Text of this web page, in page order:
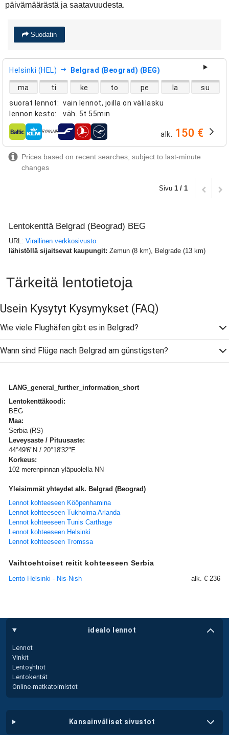
päivämäärästä ja saatavuudesta.
Suodatin
Helsinki (HEL) Belgrad (Beograd) (BEG)
suorat lennot: vain lennot, joilla on välilasku
lennon kesto: väh. 5t 55min
suorien lentojen saatavuus
ma ti ke to pe la su
lentoyhtiöt alk. 150 €
Prices based on recent searches, subject to last-minute
changes
Sivu 1 / 1
Lentokenttä Belgrad (Beograd) BEG
URL: Virallinen verkkosivusto
lähistöllä sijaitsevat kaupungit: Zemun (8 km), Belgrade (13 km)
Tärkeitä lentotietoja
Usein Kysytyt Kysymykset (FAQ)
Wie viele Flughäfen gibt es in Belgrad?
Wann sind Flüge nach Belgrad am günstigsten?
LANG_general_further_information_short
Lentokenttäkoodi:
BEG
Maa:
Serbia (RS)
Leveysaste / Pituusaste:
44°49'6"N / 20°18'32"E
Korkeus:
102 merenpinnan yläpuolella NN
Yleisimmät yhteydet alk. Belgrad (Beograd)
Lennot kohteeseen Kööpenhamina
Lennot kohteeseen Tukholma Arlanda
Lennot kohteeseen Tunis Carthage
Lennot kohteeseen Helsinki
Lennot kohteeseen Tromssa
Vaihtoehtoiset reitit kohteeseen Serbia
Lento Helsinki - Nis-Nish alk. € 236
idealo lennot
Lennot
Vinkit
Lentoyhtiöt
Lentokentät
Online-matkatoimistot
kansainväliset sivustot